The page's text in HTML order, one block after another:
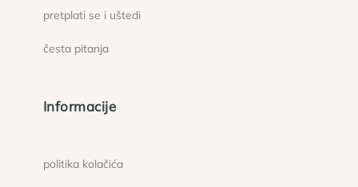
pretplati se i uštedi
česta pitanja
Informacije
politika kolačića